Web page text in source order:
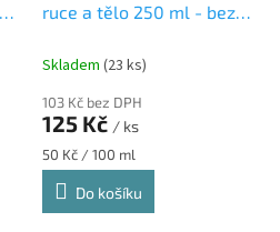
ruce a tělo 250 ml - bez
Skladem (23 ks)
103 Kč bez DPH
125 Kč / ks
Měrná
cena:
50 Kč / 100 ml
Do košíku